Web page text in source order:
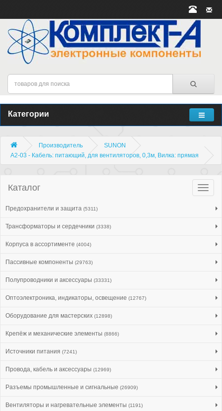
Категории
Производитель
SUNON
A2-03 - Кабель: питающий, для вентиляторов, 0,3м, Вилка: прямая
Каталог
Предохранители и защита (5311)
Трансформаторы и сердечники (3338)
Корпуса в ассортименте (4004)
Пассивные компоненты (29763)
Полупроводники и аксессуары (33331)
Оптоэлектроника, индикаторы, освещение (12767)
Оборудование для мастерских (12898)
Крепёж и механические элементы (8866)
Источники питания (7241)
Провода, кабель и аксессуары (12969)
Разъемы промышленные и сигнальные (26909)
Вентиляторы и нагревательные элементы (1191)